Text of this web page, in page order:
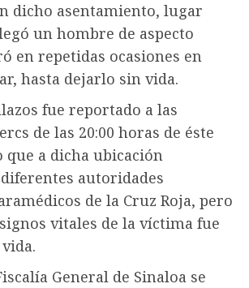
dicho asentamiento, lugar
un hombre de aspecto
en repetidas ocasiones en
hasta dejarlo sin vida.
fue reportado a las
de las 20:00 horas de éste
que a dicha ubicación
autoridades
de la Cruz Roja, pero
vitales de la víctima fue
General de Sinaloa se